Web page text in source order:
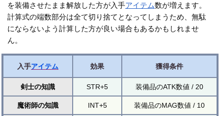
を装備させたまま解放した方が入手アイテム数が増えます。
計算式の端数部分は全て切り捨てとなってしまうため、無駄
にならないよう計算した方が良い場合もあるかもしれませ
ん。
入手アイテム 効果 獲得条件
剣士の知識 STR+5 装備品のATK数値 / 20
魔術師の知識 INT+5 装備品のMAG数値 / 10